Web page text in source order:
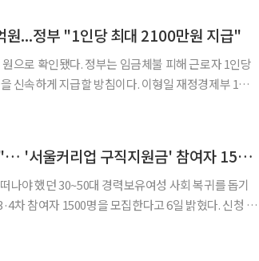
원...정부 "1인당 최대 2100만원 지급"
으로 확인됐다. 정부는 임금체불 피해 근로자 1인당
할 방침이다. 이형일 재정경제부 1차관
"경력 단절 여성 다시 일터로"… '서울커리업 구직지원금' 참여자 1500명 모집
나야 했던 30~50대 경력보유여성 사회 복귀를 돕기
차 참여자 1500명을 모집한다고 6일 밝혔다. 신청 기